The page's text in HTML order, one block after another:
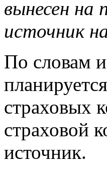
вынесен на
источник
По словам
страховых
страховой
источник.